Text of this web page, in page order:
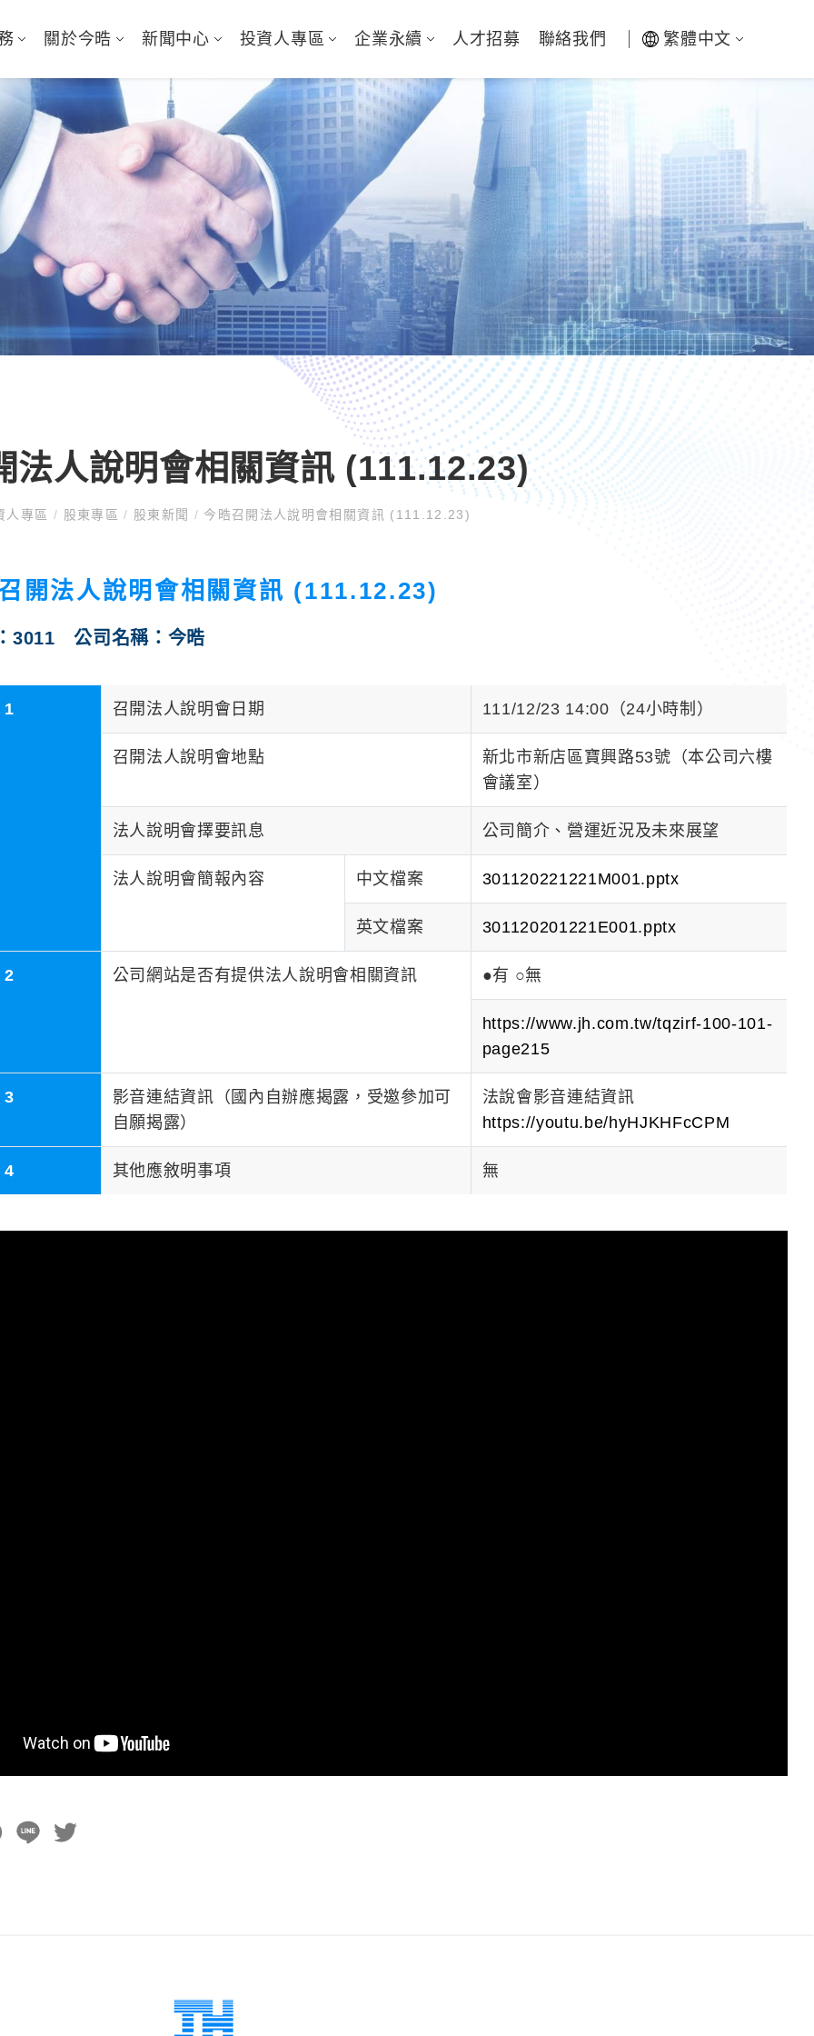
關於今晧 新聞中心 投資人專區 企業永續 人才招募 聯絡我們 繁體中文
法人說明會相關資訊 (111.12.23)
人專區 / 股東專區/ 股東新聞 / 今晧召開法人說明會相關資訊 (111.12.23)
開法人說明會相關資訊 (111.12.23)
3011 公司名稱：今晧
1 召開法人說明會日期 111/12/23 14:00（24小時制）
召開法人說明會地點
新北市新店區寶興路53號（本公司六樓
會議室）
法人說明會擇要訊息 公司簡介、營運近況及未來展望
法人說明會簡報內容 中文檔案 301120221221M001.pptx
英文檔案 301120201221E001.pptx
2 公司網站是否有提供法人說明會相關資訊 ●有 ○無
https://www.jh.com.tw/tqzirf-100-101-
page215
3
影音連結資訊（國內自辦應揭露，受邀參加可
自願揭露）
法說會影音連結資訊
https://youtu.be/hyHJKHFcCPM
4 其他應敘明事項 無